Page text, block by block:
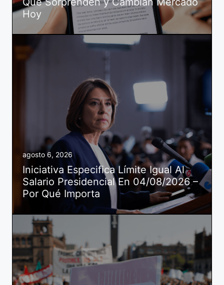
Hoy
agosto 6, 2026
Iniciativa Especifica Límite Igual Al
Salario Presidencial En 04/08/2026 –
Por Qué Importa